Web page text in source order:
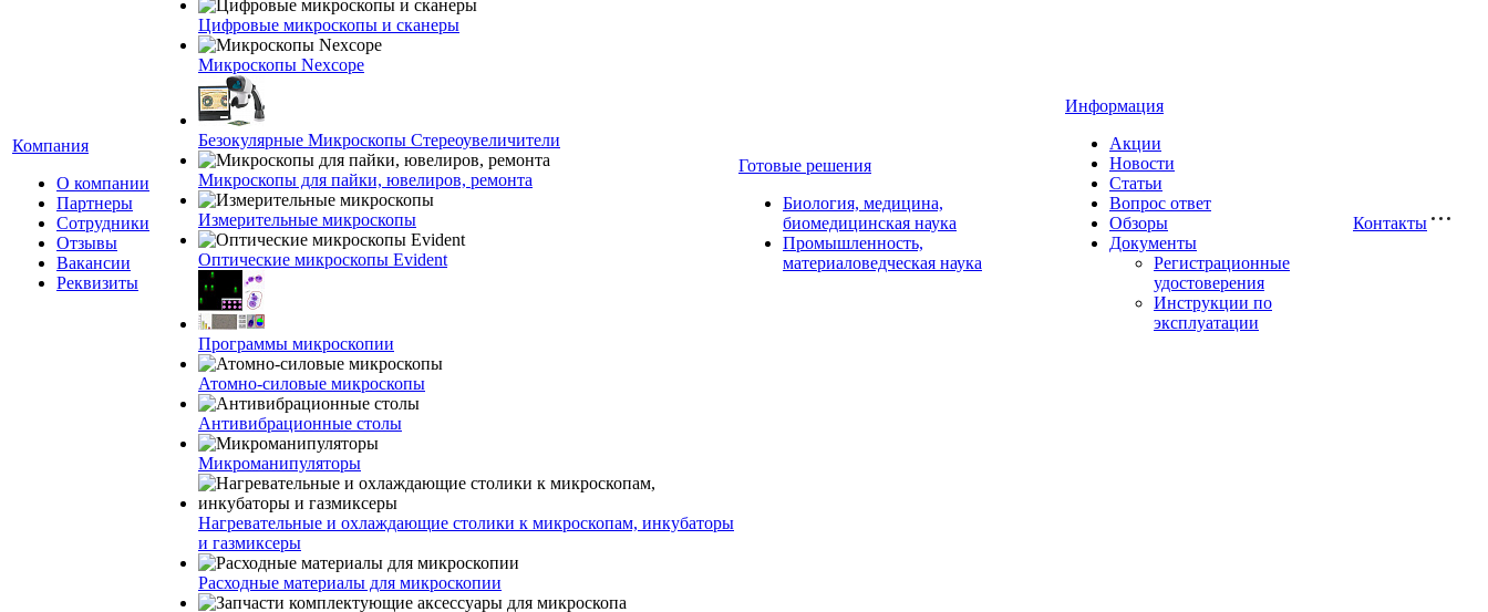
Компания
О компании
Партнеры
Сотрудники
Отзывы
Вакансии
Реквизиты
Цифровые микроскопы и сканеры
Микроскопы Nexcope
Безокулярные Микроскопы Стереоувеличители
Микроскопы для пайки, ювелиров, ремонта
Измерительные микроскопы
Оптические микроскопы Evident
Программы микроскопии
Атомно-силовые микроскопы
Антивибрационные столы
Микроманипуляторы
Нагревательные и охлаждающие столики к микроскопам, инкубаторы
и газмиксеры
Расходные материалы для микроскопии
Готовые решения
Биология, медицина,
биомедицинская наука
Промышленность,
материаловедческая наука
Информация
Акции
Новости
Статьи
Вопрос ответ
Обзоры
Документы
Регистрационные
удостоверения
Инструкции по
эксплуатации
Контакты